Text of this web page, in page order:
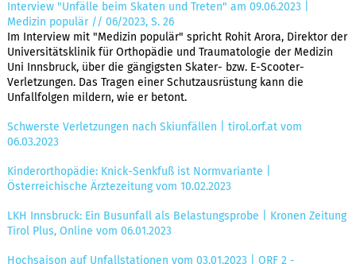
Interview "Unfälle beim Skaten und Treten" am 09.06.2023 |
Medizin populär // 06/2023, S. 26
Im Interview mit "Medizin populär" spricht Rohit Arora, Direktor der
Universitätsklinik für Orthopädie und Traumatologie der Medizin
Uni Innsbruck, über die gängigsten Skater- bzw. E-Scooter-
Verletzungen. Das Tragen einer Schutzausrüstung kann die
Unfallfolgen mildern, wie er betont.
Schwerste Verletzungen nach Skiunfällen | tirol.orf.at vom
06.03.2023
Kinderorthopädie: Knick-Senkfuß ist Normvariante |
Österreichische Ärztezeitung vom 10.02.2023
LKH Innsbruck: Ein Busunfall als Belastungsprobe | Kronen Zeitung
Tirol Plus, Online vom 06.01.2023
Hochsaison auf Unfallstationen vom 03.01.2023 | ORF 2 -